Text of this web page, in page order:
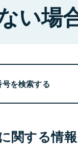
い場
を検索する
関する情報